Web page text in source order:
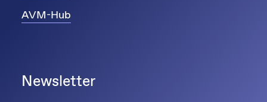
AVM-Hub
Newsletter